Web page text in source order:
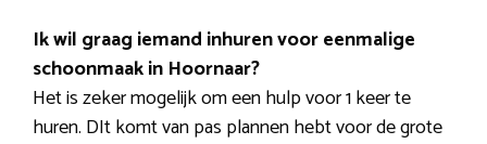
Ik wil graag iemand inhuren voor eenmalige
schoonmaak in Hoornaar?
Het is zeker mogelijk om een hulp voor 1 keer te
huren. DIt komt van pas plannen hebt voor de grote